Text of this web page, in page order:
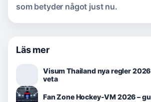
som betyder något just nu.
Läs mer
Visum Thailand nya regler
veta
Fan Zone Hockey-VM 2026 –